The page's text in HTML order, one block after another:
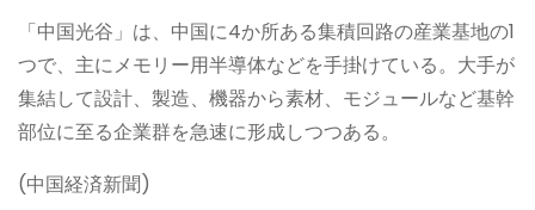
「中国光谷」は、中国に4か所ある集積回路の産業基地の1
つで、主にメモリー用半導体などを手掛けている。大手が
集結して設計、製造、機器から素材、モジュールなど基幹
部位に至る企業群を急速に形成しつつある。
(中国経済新聞)